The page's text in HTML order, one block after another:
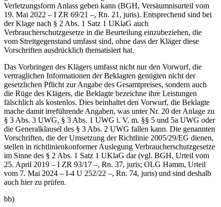
Verletzungsform Anlass geben kann (BGH, Versäumnisurteil vom
19. Mai 2022 – I ZR 69/21 –, Rn. 21, juris). Entsprechend sind bei
der Klage nach § 2 Abs. 1 Satz 1 UKlaG auch
Verbraucherschutzgesetze in die Beurteilung einzubeziehen, die
vom Streitgegenstand umfasst sind, ohne dass der Kläger diese
Vorschriften ausdrücklich thematisiert hat.
Das Vorbringen des Klägers umfasst nicht nur den Vorwurf, die
vertraglichen Informationen der Beklagten genügten nicht der
gesetzlichen Pflicht zur Angabe des Gesamtpreises, sondern auch
die Rüge des Klägers, die Beklagte bezeichne ihre Leistungen
fälschlich als kostenlos. Dies beinhaltet den Vorwurf, die Beklagte
mache damit irreführende Angaben, was unter Nr. 20 der Anlage zu
§ 3 Abs. 3 UWG, § 3 Abs. 1 UWG i. V. m. §§ 5 und 5a UWG oder
die Generalklausel des § 3 Abs. 2 UWG fallen kann. Die genannten
Vorschriften, die der Umsetzung der Richtlinie 2005/29/EG dienen,
stellen in richtlinienkonformer Auslegung Verbraucherschutzgesetze
im Sinne des § 2 Abs. 1 Satz 1 UKlaG dar (vgl. BGH, Urteil vom
25. April 2019 – I ZR 93/17 –, Rn. 37, juris; OLG Hamm, Urteil
vom 7. Mai 2024 – I-4 U 252/22 –, Rn. 74, juris) und sind deshalb
auch hier zu prüfen.
bb)